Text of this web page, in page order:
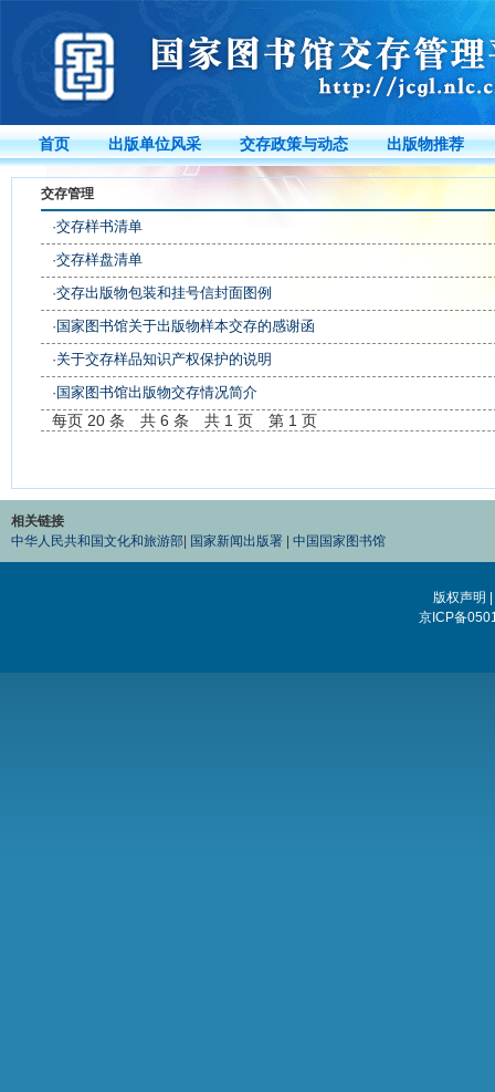
首页 出版单位风采 交存政策与动态 出版物推荐
交存管理
·交存样书清单
·交存样盘清单
·交存出版物包装和挂号信封面图例
· 国家图书馆关于出版物样本交存的感谢函
·关于交存样品知识产权保护的说明
· 国家图书馆出版物交存情况简介
每页 20 条 共 6 条 共 1 页 第 1 页
相关链接
中华人民共和国文化和旅游部 国家新闻出版署 中国国家图书馆
版权声明
京ICP备